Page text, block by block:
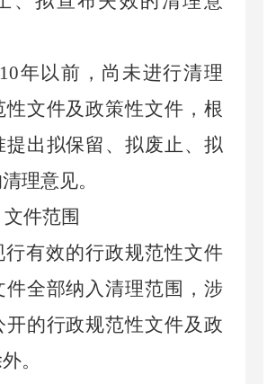
年以前，尚未进行清理
性文件及政策性文件，根
提出拟保留、拟废止、拟
理意见。
文件范围
行有效的行政规范性文件
件全部纳入清理范围，涉
开的行政规范性文件及政
。